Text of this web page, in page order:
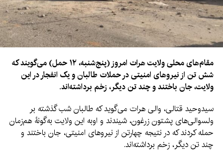
مقام‌های محلی ولایت هرات امروز (پنج‌شنبه، ۱۲ حمل) می‌گویند که
شش تن از نیروهای امنیتی در حملات طالبان و یک انفجار در این
ولایت، جان باختند و چند تن دیگر، زخم برداشته‌اند.
سیدوحید قتالی، والی هرات می‌گوید که طالبان شب گذشته بر
ولسوالی‌های پشتون زرغون، شیندند و اوبه این ولایت به‌گونۀ هم‌زمان
حمله کردند که در نتیجه چهارتن از نیروهای امنیتی، جان باختند و
چند تن دیگر، زخم برداشته‌اند.